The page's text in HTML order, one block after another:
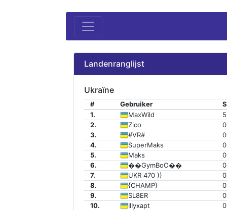
Landenranglijst
Ukraïne
# Gebruiker
1.
MaxWild
2.
Zico
0
3.
#VR#
0
4.
SuperMaks
0
5.
Maks
0
6.
��GymBoO��
0
7.
UKR 470 ))
0
8.
{CHAMP}
0
9.
SL8ER
0
10.
IIIyxapt 0